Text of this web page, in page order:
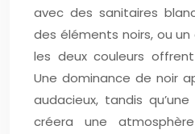
avec des sanitaires
des éléments noirs, ou
les deux couleurs
Une dominance de noir
audacieux, tandis
créera une